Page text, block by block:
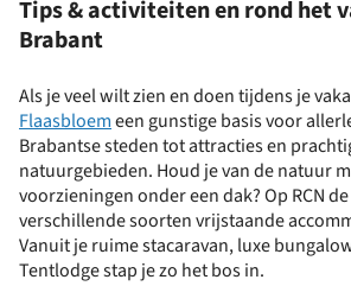
Tips & activiteiten en rond het
Brabant
Als je veel wilt zien en doen tijdens je
Flaasbloemeen gunstige basis voor
Brabantse steden tot attracties en
natuurgebieden. Houd je van de natuur
voorzieningen onder een dak? Op RCN
verschillende soorten vrijstaande
Vanuit je ruime stacaravan, luxe
Tentlodge stap je zo het bos in.